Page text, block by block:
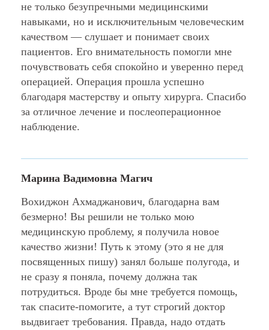
не только безупречными медицинскими
навыками, но и исключительным человеческим
качеством — слушает и понимает своих
пациентов. Его внимательность помогли мне
почувствовать себя спокойно и уверенно перед
операцией. Операция прошла успешно
благодаря мастерству и опыту хирурга. Спасибо
за отличное лечение и послеоперационное
наблюдение.
Марина Вадимовна Магич
Вохиджон Ахмаджанович, благодарна вам
безмерно! Вы решили не только мою
медицинскую проблему, я получила новое
качество жизни! Путь к этому (это я не для
посвященных пишу) занял больше полугода, и
не сразу я поняла, почему должна так
потрудиться. Вроде бы мне требуется помощь,
так спасите-помогите, а тут строгий доктор
выдвигает требования. Правда, надо отдать